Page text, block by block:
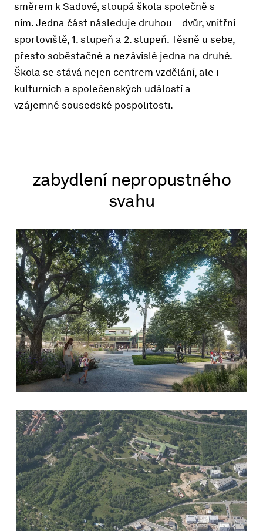
směrem k Sadové, stoupá škola společně s
ním. Jedna část následuje druhou – dvůr, vnitřní
sportoviště, 1. stupeň a 2. stupeň. Těsně u sebe,
přesto soběstačné a nezávislé jedna na druhé.
Škola se stává nejen centrem vzdělání, ale i
kulturních a společenských událostí a
vzájemné sousedské pospolitosti.
zabydlení nepropustného
svahu